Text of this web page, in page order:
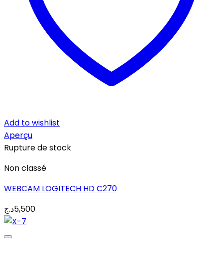
Add to wishlist
Aperçu
Rupture de stock
Non classé
WEBCAM LOGITECH HD C270
5,500د.ج